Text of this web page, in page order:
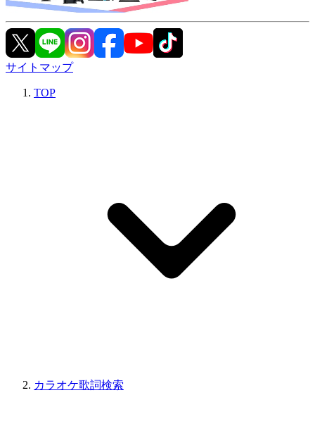
サイトマップ
TOP
カラオケ歌詞検索